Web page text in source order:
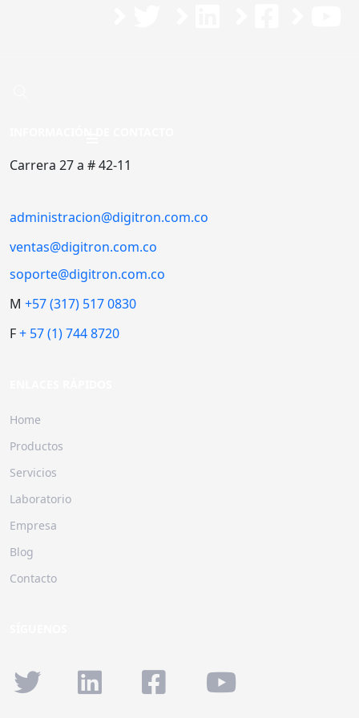
Carrera 27 a # 42-11
administracion@digitron.com.co
ventas@digitron.com.co
soporte@digitron.com.co
M +57 (317) 517 0830
F+ 57 (1) 744 8720
Home
Productos
Servicios
Laboratorio
Empresa
Blog
Contacto